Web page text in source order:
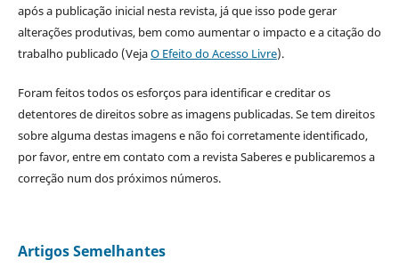
após a publicação inicial nesta revista, já que isso pode gerar
alterações produtivas, bem como aumentar o impacto e a citação do
trabalho publicado (VejaO Efeito do Acesso Livre).
Foram feitos todos os esforços para identificar e creditar os
detentores de direitos sobre as imagens publicadas. Se tem direitos
sobre alguma destas imagens e não foi corretamente identificado,
por favor, entre em contato com a revista Saberes e publicaremos a
correção num dos próximos números.
Artigos Semelhantes